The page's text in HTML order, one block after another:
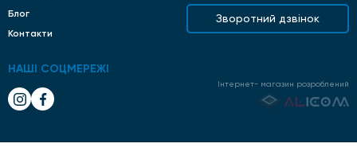
Блог
Контакти
Зворотний дзвінок
НАШІ СОЦМЕРЕЖІ
Інтернет- магазин розроблений